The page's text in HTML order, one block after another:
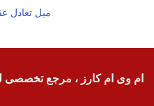
میل تعادل
ام وی ام کارز ، مرجع تخصصی